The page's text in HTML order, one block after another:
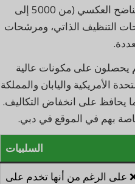
وتشمل عروضها محطات نظام التناضح العكسي (من 5000 إلى
التنظيف الذاتي، ومرشحات
يحصلون على مكونات عالية
الأمريكية واليابان والمملكة
مما يحافظ على انخفاض التكاليف.
بهم في الموقع في دبي.
السلبيات
على الرغم من أنها تخدم على